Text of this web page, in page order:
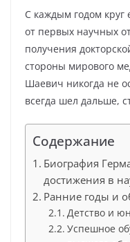
С каждым годом
от первых научных
получения
стороны мирового
Шаевич никогда не
всегда шел дальше,
Содержание
Биография
достижения в
Ранние годы и
Детство и
Успешное